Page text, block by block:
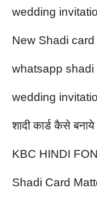
wedding
New Shadi
whatsapp shadi
wedding
शादी कार्ड कैसे बनाये
KBC HINDI
Shadi Card